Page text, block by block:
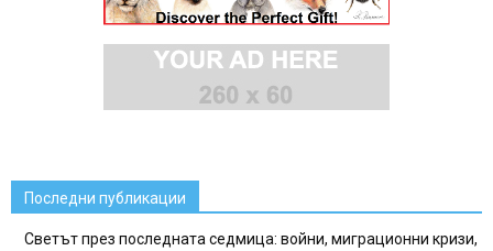
Последни публикации
Светът през последната седмица: войни, миграционни кризи,